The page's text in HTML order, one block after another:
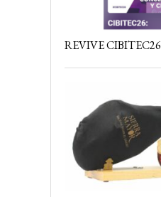
REVIVE CIBITEC26